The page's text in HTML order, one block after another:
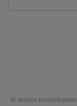
W sklepie